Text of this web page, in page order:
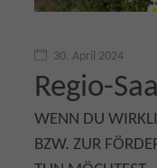
30. April 2024
Regio-
WENN DU
BZW. ZUR